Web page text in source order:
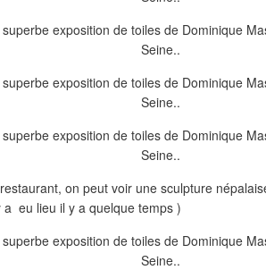
on peut voir une sculpture
eu lieu il y a quelque temps )